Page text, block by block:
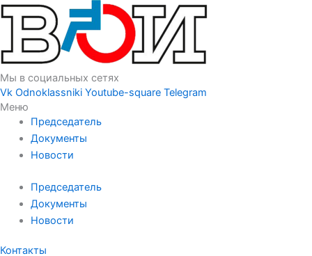
Мы в социальных сетях
Vk Odnoklassniki Youtube-square Telegram
Меню
Председатель
Документы
Новости
Председатель
Документы
Новости
Контакты